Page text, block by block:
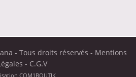
- Tous droits réservés - Mentions
- C.G.V
COM1BOUTIK